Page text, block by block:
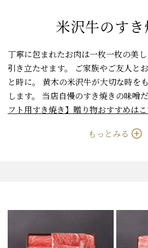
米沢牛のすき
丁寧に包まれたお肉は一枚一枚の美
引き立たせます。
ご家族やご友人と
と時に。
黄木の米沢牛が大切な時を
します。
当店自慢のすき焼きの味噌だ
フト用すき焼き】贈り物おすすめはこ